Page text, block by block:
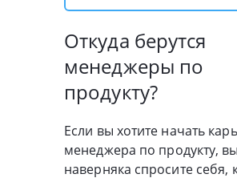
Откуда берутся
менеджеры по
продукту?
Если вы хотите начать
менеджера по продукту, вы
наверняка спросите себя,